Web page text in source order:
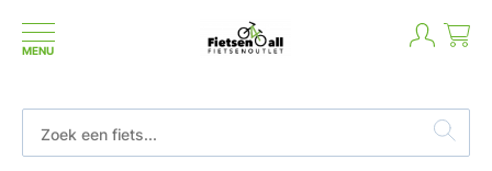
MENU